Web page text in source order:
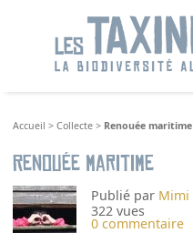
Accueil >Collecte > Renouée maritime
Renouée maritime
Publié par Mimi
322 vues
0 commentaire